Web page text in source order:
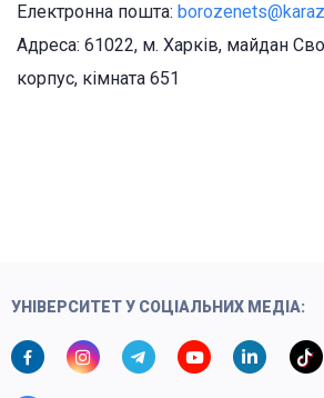
Електронна пошта:
Адреса: 61022, м. Харків, майдан
корпус, кімната 651
УНІВЕРСИТЕТ У СОЦІАЛЬНИХ МЕДІА: